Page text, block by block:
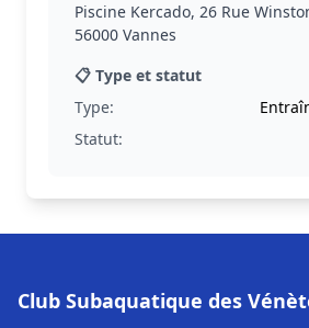
Piscine Kercado, 26 Rue
56000 Vannes
📋 Type et statut
Type:
Statut:
Club Subaquatique des